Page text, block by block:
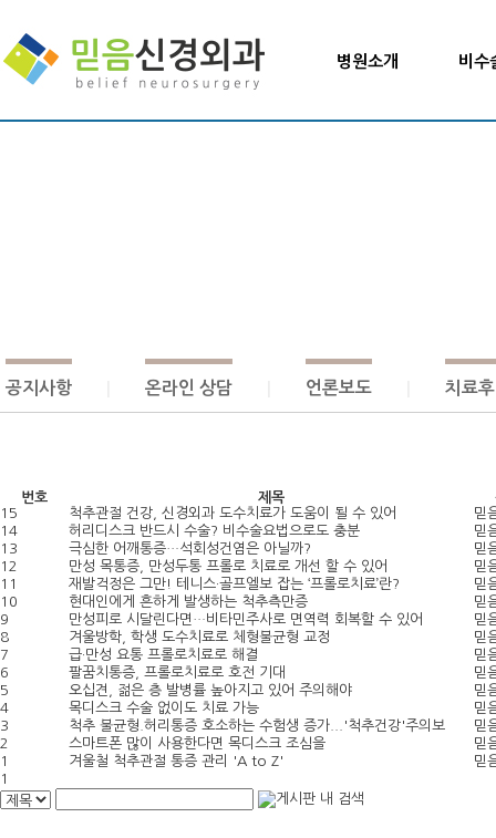
병원소개 비수
공지사항 온라인 상담 언론보도 치료
번호 제목
15
척추관절 건강, 신경외과 도수치료가 도움이 될 수 있어
믿
14
허리디스크 반드시 수술? 비수술요법으로도 충분
믿
13
극심한 어깨통증…석회성건염은 아닐까?
믿
12
만성 목통증, 만성두통 프롤로 치료로 개선 할 수 있어
믿
11
재발걱정은 그만! 테니스·골프엘보 잡는 ‘프롤로치료’란?
믿
10
현대인에게 흔하게 발생하는 척추측만증
믿
9
만성피로 시달린다면…비타민주사로 면역력 회복할 수 있어
믿
8
겨울방학, 학생 도수치료로 체형불균형 교정
믿
7
급·만성 요통 프롤로치료로 해결
믿
6
팔꿈치통증, 프롤로치료로 호전 기대
믿
5
오십견, 젊은 층 발병률 높아지고 있어 주의해야
믿
4
목디스크 수술 없이도 치료 가능
믿
3
척추 불균형.허리통증 호소하는 수험생 증가...'척추건강'주의보
믿
2
스마트폰 많이 사용한다면 목디스크 조심을
믿
1
겨울철 척추관절 통증 관리 'A to Z'
믿
1